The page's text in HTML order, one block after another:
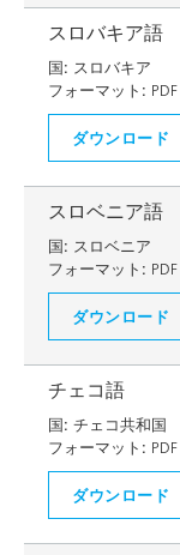
スロバキア語
国: スロバキア
フォーマット: PDF
ダウンロード
スロベニア語
国: スロベニア
フォーマット: PDF
ダウンロード
チェコ語
国: チェコ共和国
フォーマット: PDF
ダウンロード